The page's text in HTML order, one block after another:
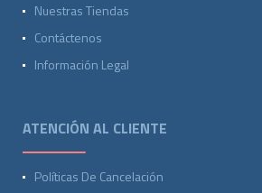
Nuestras Tiendas
Contáctenos
Información Legal
ATENCIÓN AL CLIENTE
Políticas De Cancelación